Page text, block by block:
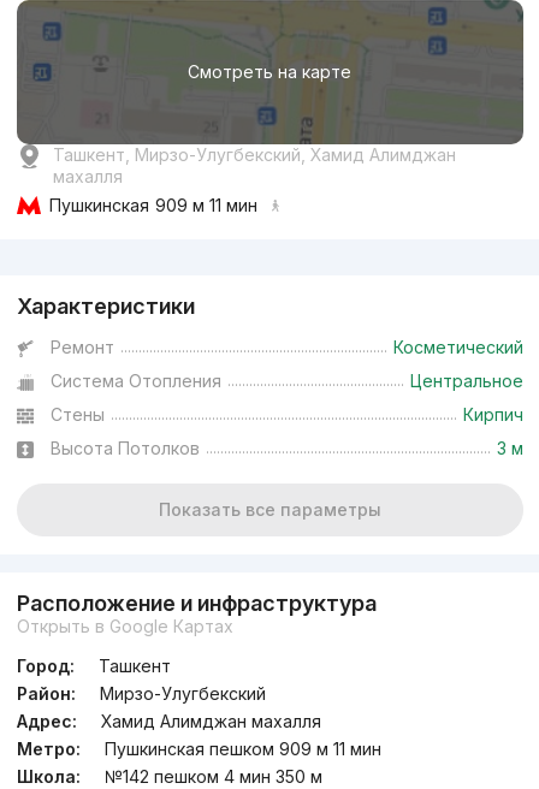
Смотреть на карте
Ташкент, Мирзо-Улугбекский, Хамид Алимджан
махалля
Пушкинская 909 м 11 мин
Характеристики
Ремонт
Косметический
Система Отопления
Центральное
Стены
Кирпич
Высота Потолков
3 м
Показать все параметры
Расположение и инфраструктура
Открыть в Google Картах
Город:
Ташкент
Район:
Мирзо-Улугбекский
Адрес:
Хамид Алимджан махалля
Метро:
Пушкинская пешком 909 м 11 мин
Школа:
№142 пешком 4 мин 350 м